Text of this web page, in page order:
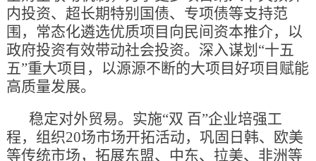
内投资、超长期特别国债、专项债等支持范
围，常态化遴选优质项目向民间资本推介，以
政府投资有效带动社会投资。深入谋划“十五
五”重大项目，以源源不断的大项目好项目赋能
高质量发展。
稳定对外贸易。实施“双 百”企业培强工
程，组织20场市场开拓活动，巩固日韩、欧美
等传统市场，拓展东盟、中东、拉美、非洲等